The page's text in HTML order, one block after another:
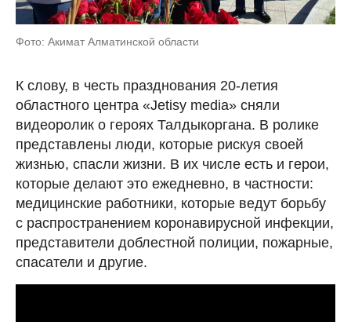
Фото: Акимат Алматинской области
К слову, в честь празднования 20-летия
областного центра «Jetisy media» сняли
видеоролик о героях Талдыкоргана. В ролике
представлены люди, которые рискуя своей
жизнью, спасли жизни. В их числе есть и герои,
которые делают это ежедневно, в частности:
медицинские работники, которые ведут борьбу
с распространением коронавирусной инфекции,
представители доблестной полиции, пожарные,
спасатели и другие.